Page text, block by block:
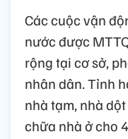
Các cuộc vận
nước được
rộng tại cơ sở,
nhân dân. Tỉnh
nhà tạm, nhà
chữa nhà ở cho